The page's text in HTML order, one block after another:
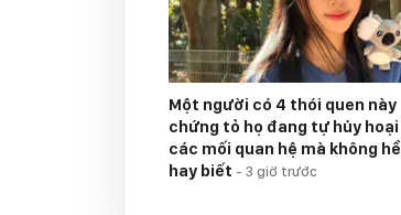
Một người có 4 thói quen này
chứng tỏ họ đang tự hủy hoại
các mối quan hệ mà không hề
hay biết - 3 giờ trước